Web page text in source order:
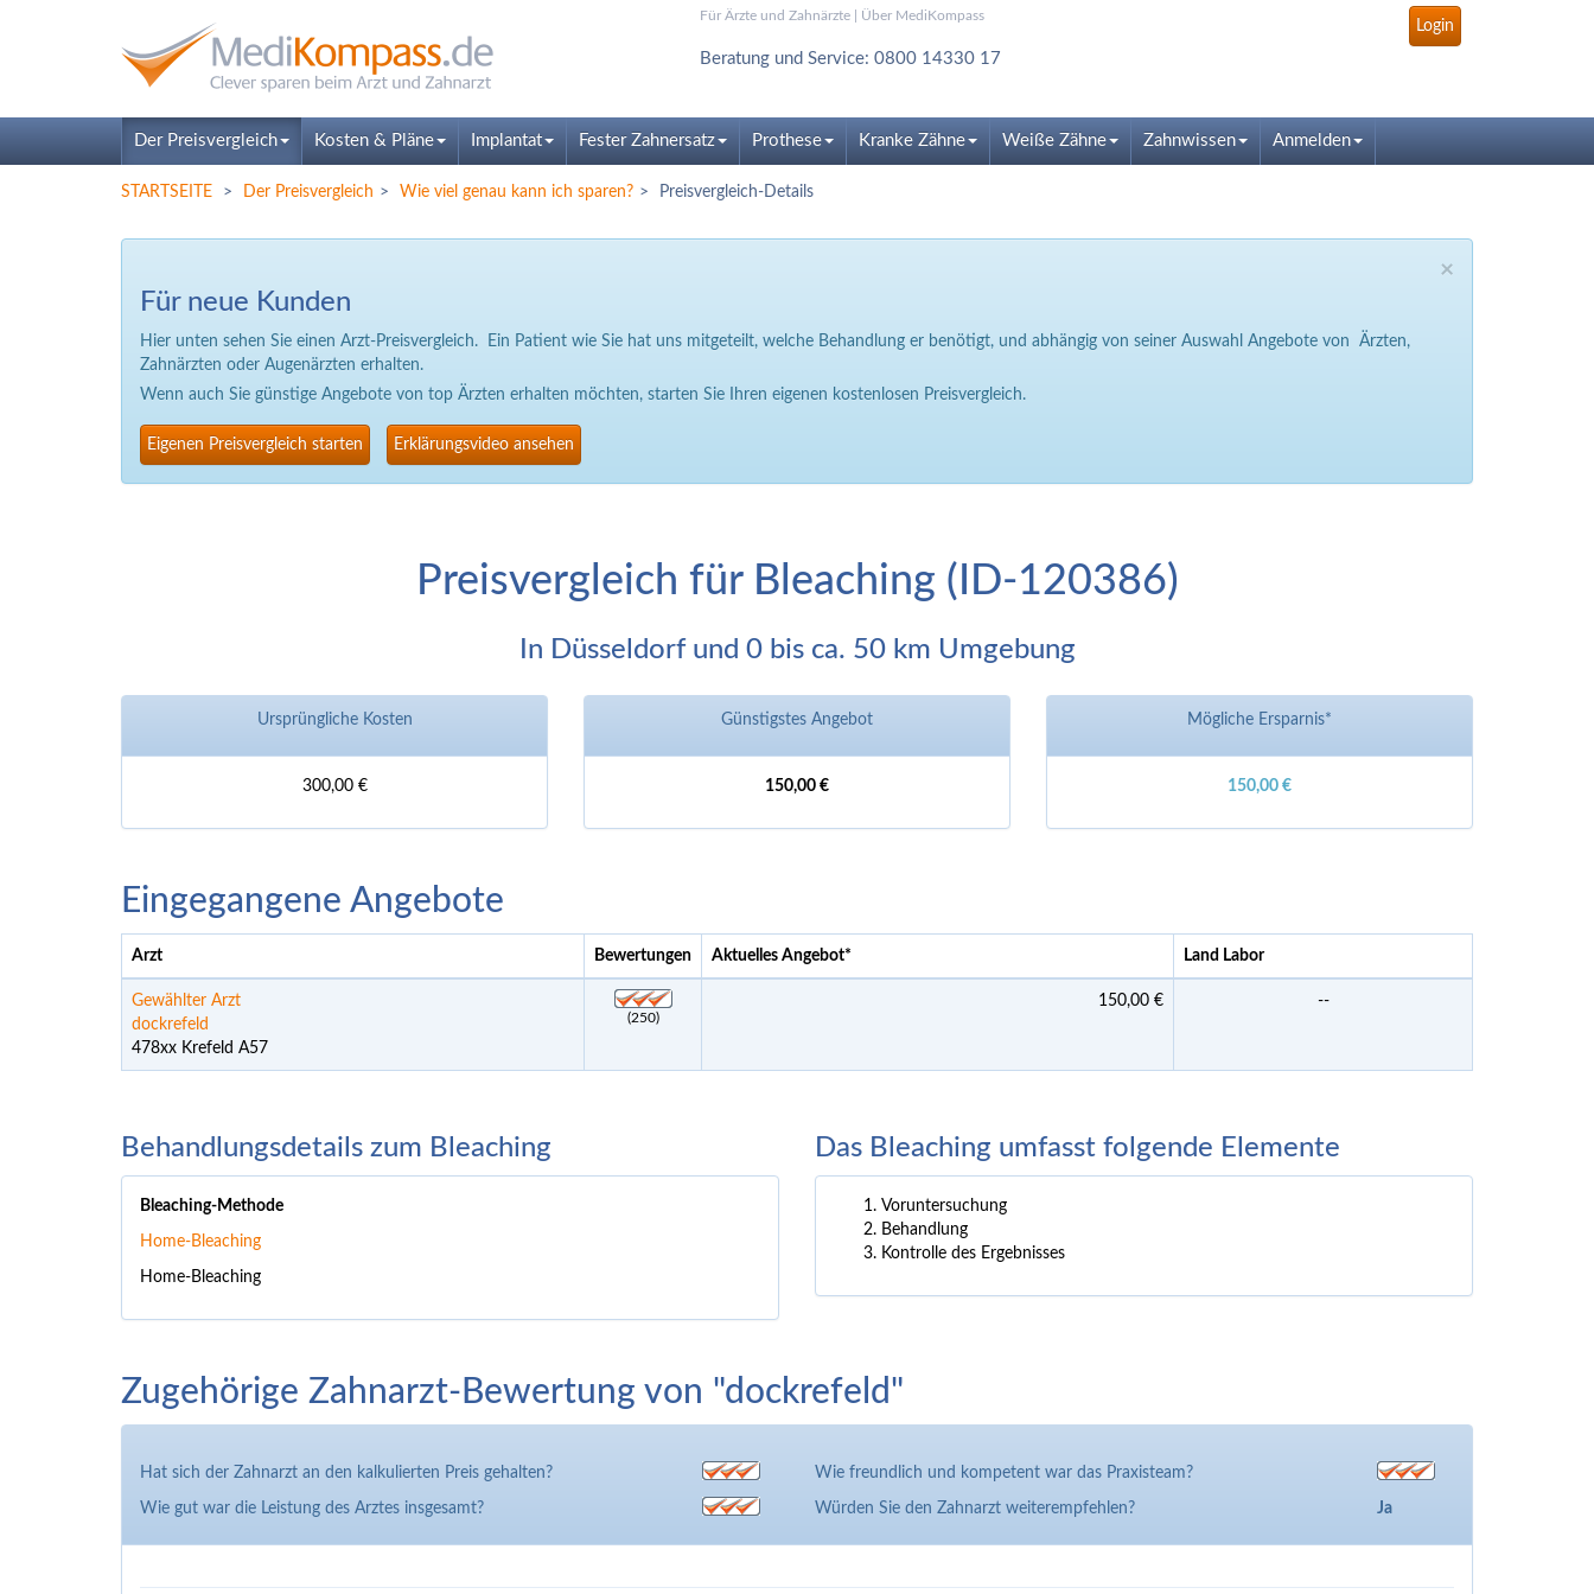
Für Ärzte und Zahnärzte| Über MediKompass
Login
Beratung und Service: 0800 14330 17
Der Preisvergleich Kosten & Pläne Implantat Fester Zahnersatz Prothese Kranke Zähne Weiße Zähne Zahnwissen Anmelden
STARTSEITE Der Preisvergleich Wie viel genau kann ich sparen? Preisvergleich-Details
×
Für neue Kunden
Hier unten sehen Sie einen Arzt-Preisvergleich. Ein Patient wie Sie hat uns mitgeteilt, welche Behandlung er benötigt, und abhängig von seiner Auswahl Angebote von Ärzten,
Zahnärzten oder Augenärzten erhalten.
Wenn auch Sie günstige Angebote von top Ärzten erhalten möchten, starten Sie Ihren eigenen kostenlosen Preisvergleich.
Eigenen Preisvergleich starten Erklärungsvideo ansehen
Preisvergleich für Bleaching (ID-120386)
In Düsseldorf und 0 bis ca. 50 km Umgebung
Ursprüngliche Kosten
300,00 €
Günstigstes Angebot
150,00 €
Mögliche Ersparnis*
150,00 €
Eingegangene Angebote
Arzt Bewertungen Aktuelles Angebot* Land Labor
Gewählter Arzt
dockrefeld
478xx Krefeld A57
(250)
150,00 € --
Behandlungsdetails zum Bleaching
Bleaching-Methode
Home-Bleaching
Home-Bleaching
Das Bleaching umfasst folgende Elemente
Voruntersuchung
Behandlung
Kontrolle des Ergebnisses
Zugehörige Zahnarzt-Bewertung von "dockrefeld"
Hat sich der Zahnarzt an den kalkulierten Preis gehalten?
Wie gut war die Leistung des Arztes insgesamt?
Wie freundlich und kompetent war das Praxisteam?
Würden Sie den Zahnarzt weiterempfehlen? Ja